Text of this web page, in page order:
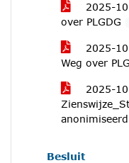
2025-
over PLGDG
2025-
Weg over
2025-
anonimiseerd
Besluit